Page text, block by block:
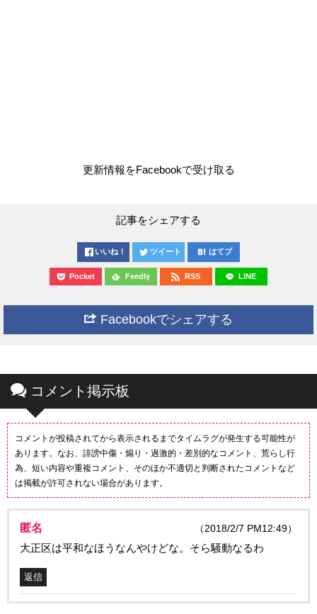
更新情報をFacebookで受け取る
記事をシェアする
いいね！ ツイート はてブ
Pocket Feedly RSS LINE
Facebookでシェアする
コメント掲示板
コメントが投稿されてから表示されるまでタイムラグが発生する可能性が
あります。なお、誹謗中傷・煽り・過激的・差別的なコメント、荒らし行
為、短い内容や重複コメント、そのほか不適切と判断されたコメントなど
は掲載が許可されない場合があります。
匿名 （2018/2/7 PM12:49）
大正区は平和なほうなんやけどな。そら騒動なるわ
返信